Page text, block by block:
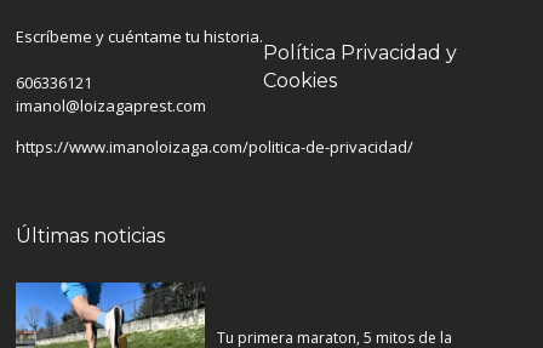
Escríbeme y cuéntame tu historia.
606336121
imanol@loizagaprest.com
Política Privacidad y
Cookies
https://www.imanoloizaga.com/politica-de-privacidad/
Últimas noticias
Tu primera maraton, 5 mitos de la